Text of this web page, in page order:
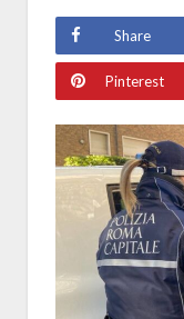
Share
Pinterest